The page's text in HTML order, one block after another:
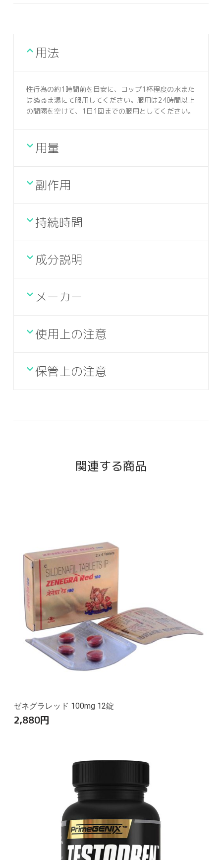
用法
性行為の約1時間前を目安に、コップ1杯程度の水また
はぬるま湯にて服用してください。服用は24時間以上
の間隔を空けて、1日1回までの服用としてください。
用量
副作用
持続時間
成分説明
メーカー
使用上の注意
保管上の注意
関連する商品
ゼネグラレッド 100mg 12錠
2,880円